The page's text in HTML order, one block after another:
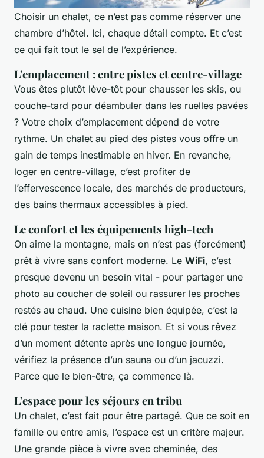
Choisir un chalet, ce n’est pas comme réserver une
chambre d’hôtel. Ici, chaque détail compte. Et c’est
ce qui fait tout le sel de l’expérience.
L'emplacement : entre pistes et centre-village
Vous êtes plutôt lève-tôt pour chausser les skis, ou
couche-tard pour déambuler dans les ruelles pavées
? Votre choix d’emplacement dépend de votre
rythme. Un chalet au pied des pistes vous offre un
gain de temps inestimable en hiver. En revanche,
loger en centre-village, c’est profiter de
l’effervescence locale, des marchés de producteurs,
des bains thermaux accessibles à pied.
Le confort et les équipements high-tech
On aime la montagne, mais on n’est pas (forcément)
prêt à vivre sans confort moderne. Le WiFi, c’est
presque devenu un besoin vital - pour partager une
photo au coucher de soleil ou rassurer les proches
restés au chaud. Une cuisine bien équipée, c’est la
clé pour tester la raclette maison. Et si vous rêvez
d’un moment détente après une longue journée,
vérifiez la présence d’un sauna ou d’un jacuzzi.
Parce que le bien-être, ça commence là.
L'espace pour les séjours en tribu
Un chalet, c’est fait pour être partagé. Que ce soit en
famille ou entre amis, l’espace est un critère majeur.
Une grande pièce à vivre avec cheminée, des